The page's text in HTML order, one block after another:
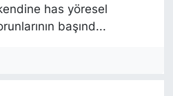
has yöresel
başınd...